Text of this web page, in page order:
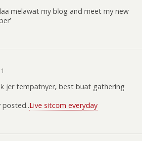
melawat my blog and meet my new
jer tempatnyer, best buat gathering
posted..Live sitcom everyday